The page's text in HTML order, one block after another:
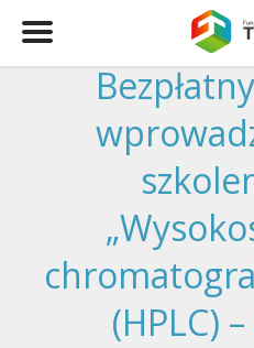
(HPLC)